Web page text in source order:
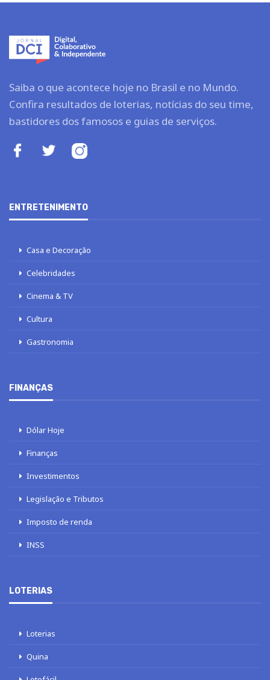
Saiba o que acontece hoje no Brasil e no Mundo.
Confira resultados de loterias, notícias do seu time,
bastidores dos famosos e guias de serviços.
ENTRETENIMENTO
Casa e Decoração
Celebridades
Cinema & TV
Cultura
Gastronomia
FINANÇAS
Dólar Hoje
Finanças
Investimentos
Legislação e Tributos
Imposto de renda
INSS
LOTERIAS
Loterias
Quina